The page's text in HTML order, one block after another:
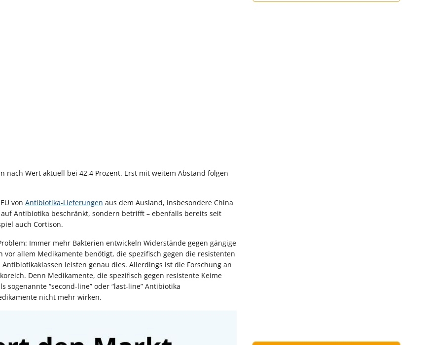
Wert aktuell bei 42,4 Prozent. Erst mit weitem Abstand folgen
von Antibiotika-Lieferungen aus dem Ausland, insbesondere China
Antibiotika beschränkt, sondern betrifft – ebenfalls bereits seit
auch Cortison.
Immer mehr Bakterien entwickeln Widerstände gegen gängige
allem Medikamente benötigt, die spezifisch gegen die resistenten
leisten genau dies. Allerdings ist die Forschung an
Denn Medikamente, die spezifisch gegen resistente Keime
“second-line” oder “last-line” Antibiotika
nicht mehr wirken.